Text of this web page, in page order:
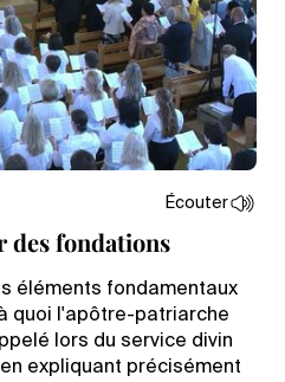
Écouter
des fondations
éléments fondamentaux
quoi l'apôtre-patriarche
lors du service divin
expliquant précisément